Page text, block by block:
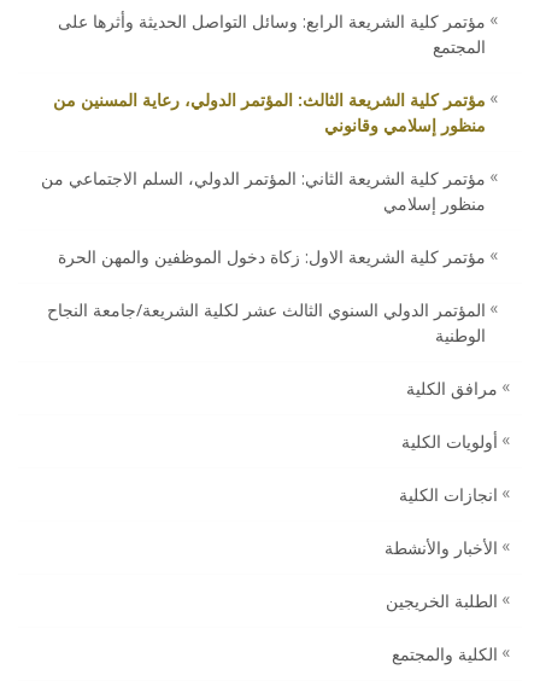
مؤتمر كلية الشريعة الرابع: وسائل التواصل الحديثة وأثرها على
المجتمع
مؤتمر كلية الشريعة الثالث: المؤتمر الدولي، رعاية المسنين من
منظور إسلامي وقانوني
مؤتمر كلية الشريعة الثاني: المؤتمر الدولي، السلم الاجتماعي من
منظور إسلامي
مؤتمر كلية الشريعة الاول: زكاة دخول الموظفين والمهن الحرة
المؤتمر الدولي السنوي الثالث عشر لكلية الشريعة/جامعة النجاح
الوطنية
مرافق الكلية
أولويات الكلية
انجازات الكلية
الأخبار والأنشطة
الطلبة الخريجين
الكلية والمجتمع